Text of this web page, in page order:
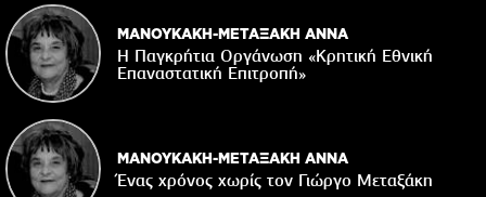
ΜΑΝΟΥΚΑΚΗ-ΜΕΤΑΞΑΚΗ ΑΝΝΑ
Η Παγκρήτια Οργάνωση «Κρητική Εθνική
Επαναστατική Eπιτροπή»
ΜΑΝΟΥΚΑΚΗ-ΜΕΤΑΞΑΚΗ ΑΝΝΑ
Ένας χρόνος χωρίς τον Γιώργο Μεταξάκη